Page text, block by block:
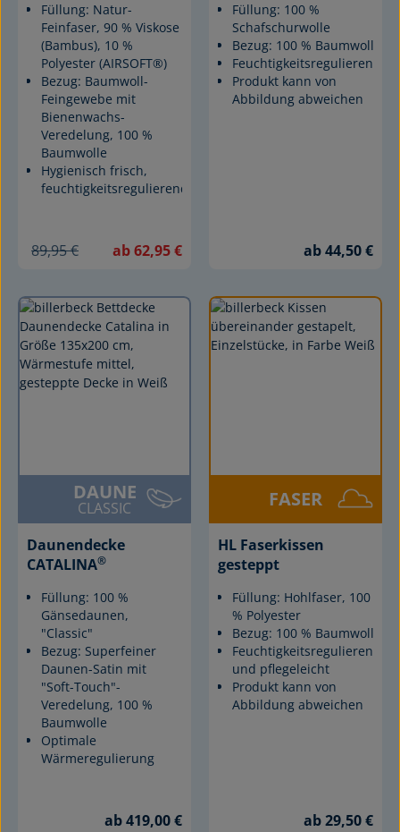
Füllung: Natur-
Feinfaser, 90 % Viskose
(Bambus), 10 %
Polyester (AIRSOFT®)
Bezug: Baumwoll-
Feingewebe mit
Bienenwachs-
Veredelung, 100 %
Baumwolle
Hygienisch frisch,
feuchtigkeitsregulierend
89,95 € ab 62,95 €
Füllung: 100 %
Schafschurwolle
Bezug: 100 % Baumwolle
Feuchtigkeitsregulierend
Produkt kann von
Abbildung abweichen
ab 44,50 €
DAUNE
CLASSIC
Daunendecke
CATALINA®
Füllung: 100 %
Gänsedaunen,
"Classic"
Bezug: Superfeiner
Daunen-Satin mit
"Soft-Touch"-
Veredelung, 100 %
Baumwolle
Optimale
Wärmeregulierung
ab 419,00 €
FASER
HL Faserkissen
gesteppt
Füllung: Hohlfaser, 100
% Polyester
Bezug: 100 % Baumwolle
Feuchtigkeitsregulierend
und pflegeleicht
Produkt kann von
Abbildung abweichen
ab 29,50 €